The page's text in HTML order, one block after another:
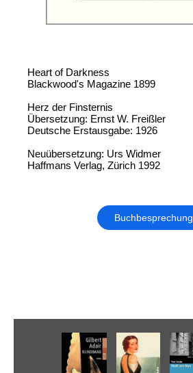
Heart of Darkness
Blackwood's Magazine 1899
Herz der Finsternis
Übersetzung: Ernst W. Freißler
Deutsche Erstausgabe: 1926
Neuübersetzung: Urs Widmer
Haffmans Verlag, Zürich 1992
Buchbesprechung